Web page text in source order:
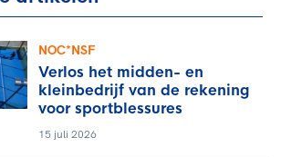
NOC*NSF
Verlos het midden- en
kleinbedrijf van de rekening
voor sportblessures
15 juli 2026